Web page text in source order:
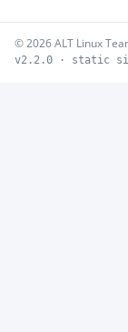
© 2026 ALT Linux
v2.2.0 · static